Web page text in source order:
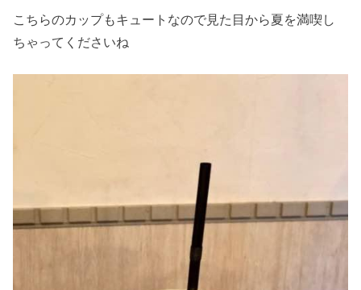
こちらのカップもキュートなので見た目から夏を満喫し
ちゃってくださいね